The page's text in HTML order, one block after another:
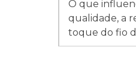
O que
qualidade, a
toque do fio